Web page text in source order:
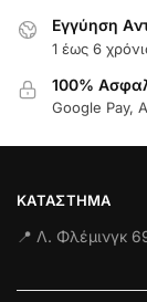
Εγγύηση
1 έως 6
100%
Google Pay,
ΚΑΤΆΣΤΗΜΑ
📍 Λ. Φλέμινγκ